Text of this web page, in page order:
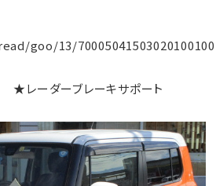
goo/13/
ーダーブレーキサポート